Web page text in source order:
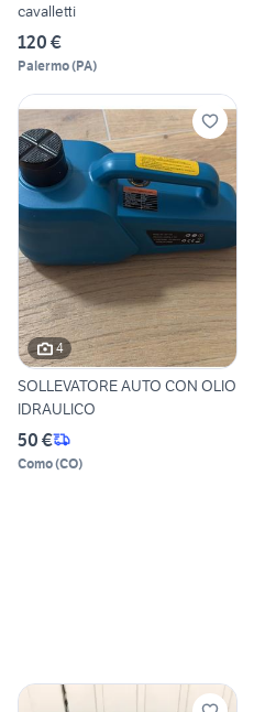
cavalletti
120 €
Palermo(PA)
4
SOLLEVATORE AUTO CON OLIO
IDRAULICO
50 €
Como(CO)